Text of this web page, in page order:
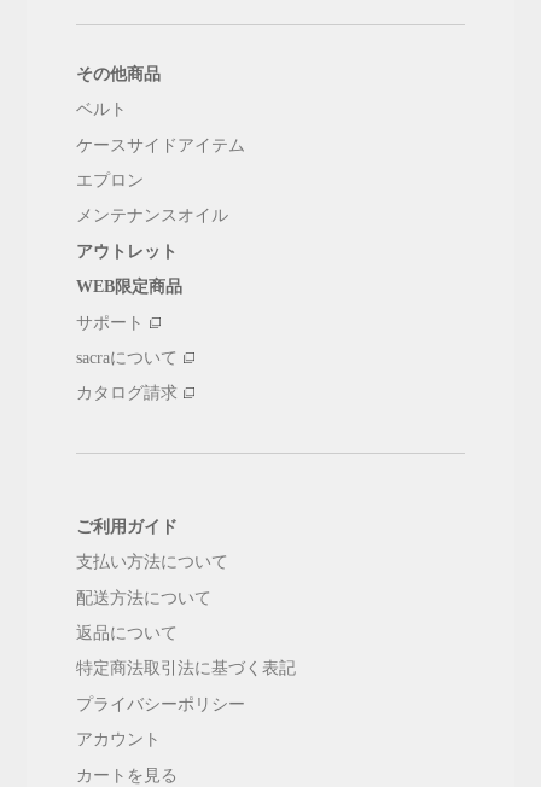
その他商品
ベルト
ケースサイドアイテム
エプロン
メンテナンスオイル
アウトレット
WEB限定商品
サポート
sacraについて
カタログ請求
ご利用ガイド
支払い方法について
配送方法について
返品について
特定商法取引法に基づく表記
プライバシーポリシー
アカウント
カートを見る